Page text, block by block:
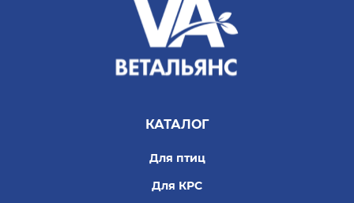
КАТАЛОГ
Для птиц
Для КРС